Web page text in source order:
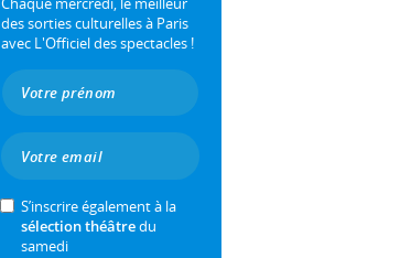
des sorties culturelles à Paris
avec L'Officiel des spectacles !
S’inscrire également à la
sélection théâtredu
samedi